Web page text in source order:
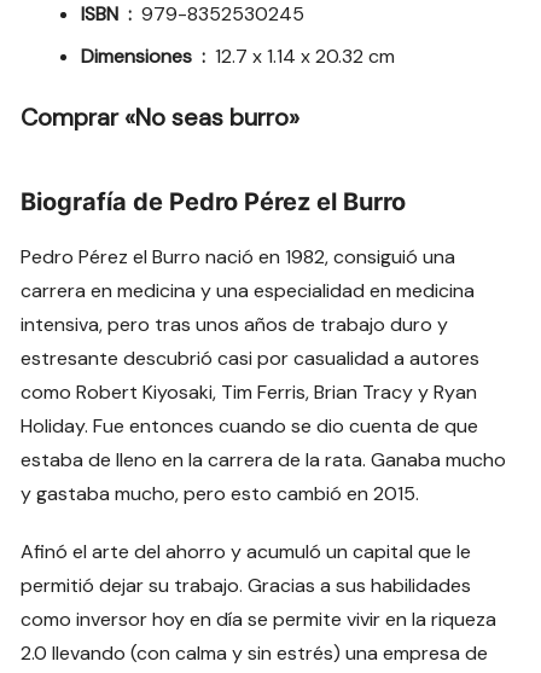
ISBN ‏ : ‎979-8352530245
Dimensiones ‏ : ‎12.7 x 1.14 x 20.32 cm
Comprar «No seas burro»
Biografía de Pedro Pérez el Burro
Pedro Pérez el Burro nació en 1982, consiguió una
carrera en medicina y una especialidad en medicina
intensiva, pero tras unos años de trabajo duro y
estresante descubrió casi por casualidad a autores
como Robert Kiyosaki, Tim Ferris, Brian Tracy y Ryan
Holiday. Fue entonces cuando se dio cuenta de que
estaba de lleno en la carrera de la rata. Ganaba mucho
y gastaba mucho, pero esto cambió en 2015.
Afinó el arte del ahorro y acumuló un capital que le
permitió dejar su trabajo. Gracias a sus habilidades
como inversor hoy en día se permite vivir en la riqueza
2.0 llevando (con calma y sin estrés) una empresa de